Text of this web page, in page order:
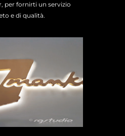
per fornirti un servizio
e di qualità.